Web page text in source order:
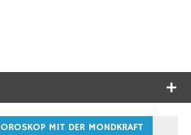
MIT DER MONDKRAFT